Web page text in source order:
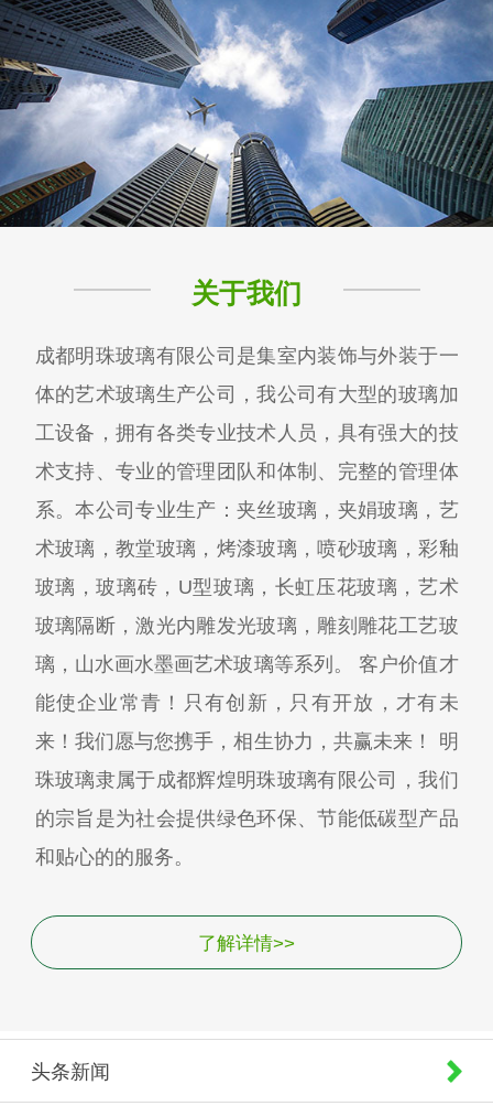
关于我们
成都明珠玻璃有限公司是集室内装饰与外装于一
体的艺术玻璃生产公司，我公司有大型的玻璃加
工设备，拥有各类专业技术人员，具有强大的技
术支持、专业的管理团队和体制、完整的管理体
系。本公司专业生产：夹丝玻璃，夹娟玻璃，艺
术玻璃，教堂玻璃，烤漆玻璃，喷砂玻璃，彩釉
玻璃，玻璃砖，U型玻璃，长虹压花玻璃，艺术
玻璃隔断，激光内雕发光玻璃，雕刻雕花工艺玻
璃，山水画水墨画艺术玻璃等系列。 客户价值才
能使企业常青！只有创新，只有开放，才有未
来！我们愿与您携手，相生协力，共赢未来！ 明
珠玻璃隶属于成都辉煌明珠玻璃有限公司，我们
的宗旨是为社会提供绿色环保、节能低碳型产品
和贴心的的服务。
了解详情>>
头条新闻